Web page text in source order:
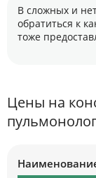
В сложных и
обратиться к
тоже
Цены на